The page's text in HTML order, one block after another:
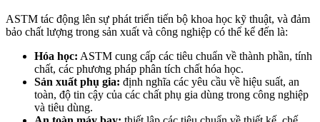
ASTM tác động lên sự phát triển tiến bộ khoa học kỹ thuật, và đảm
bảo chất lượng trong sản xuất và công nghiệp có thể kể đến là:
Hóa học: ASTM cung cấp các tiêu chuẩn về thành phần, tính
chất, các phương pháp phân tích chất hóa học.
Sản xuất phụ gia: định nghĩa các yêu cầu về hiệu suất, an
toàn, độ tin cậy của các chất phụ gia dùng trong công nghiệp
và tiêu dùng.